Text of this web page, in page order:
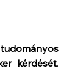
tudományos
kérdését.